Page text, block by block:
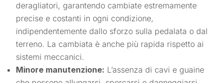
deragliatori, garantendo cambiate estremamente
precise e costanti in ogni condizione,
indipendentemente dallo sforzo sulla pedalata o dal
terreno. La cambiata è anche più rapida rispetto ai
sistemi meccanici.
Minore manutenzione: L’assenza di cavi e guaine